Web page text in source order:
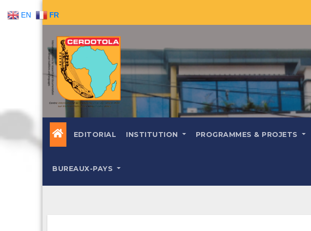
to
content
EDITORIAL INSTITUTION PROGRAMMES & PROJETS
BUREAUX-PAYS
EN FR